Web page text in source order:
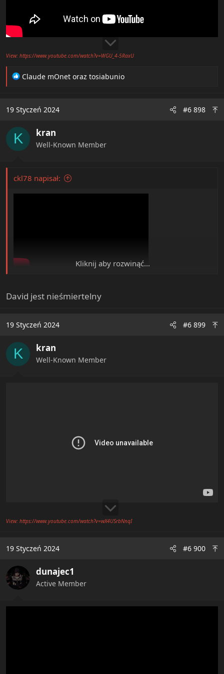
View: https://www.youtube.com/watch?v=WGU_4-5RaxU
R
t
o
n
s
Claude mOnet oraz tosiabunio
19 Styczeń 2024 #6 898
K kran
Well-Known Member
ckl78 napisał:
Kliknij aby rozwinąć...
David jest nieśmiertelny
19 Styczeń 2024 #6 899
K kran
Well-Known Member
View: https://www.youtube.com/watch?v=wX4USrbNnqI
19 Styczeń 2024 #6 900
dunajec1
Active Member